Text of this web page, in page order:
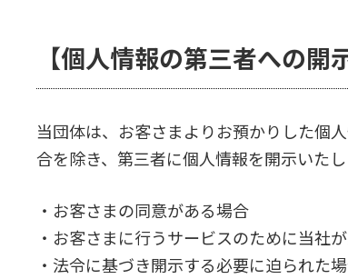
【個人情報の第三者への開
当団体は、お客さまよりお預かりした個
合を除き、第三者に個人情報を開示いたし
・お客さまの同意がある場合
・お客さまに行うサービスのために当社
・法令に基づき開示する必要に迫られた